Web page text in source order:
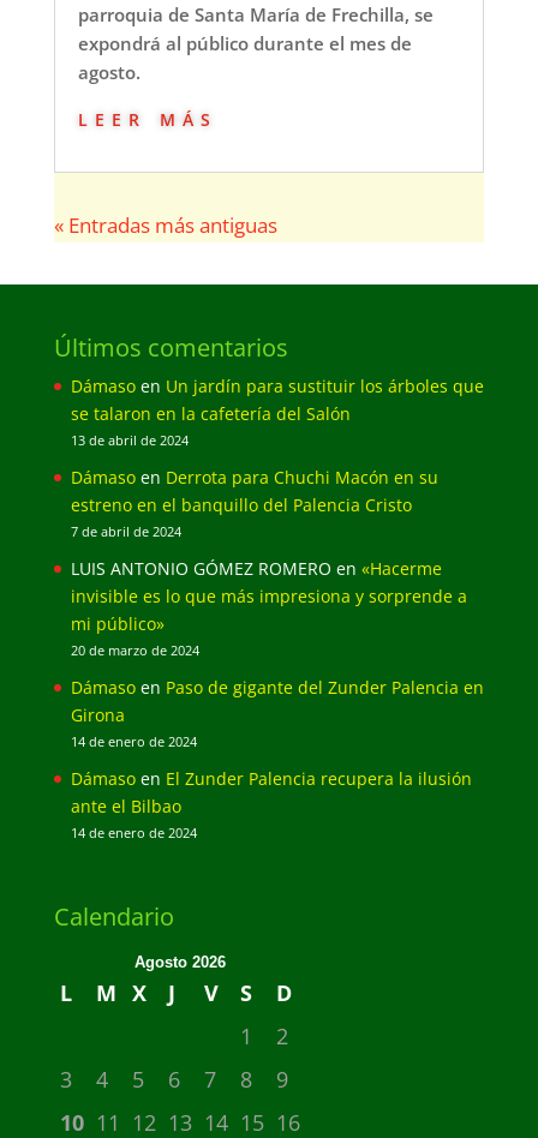
parroquia de Santa María de Frechilla, se
expondrá al público durante el mes de
agosto.
leer más
« Entradas más antiguas
Últimos comentarios
Dámasoen Un jardín para sustituir los árboles que
se talaron en la cafetería del Salón
13 de abril de 2024
Dámasoen Derrota para Chuchi Macón en su
estreno en el banquillo del Palencia Cristo
7 de abril de 2024
LUIS ANTONIO GÓMEZ ROMERO en «Hacerme
invisible es lo que más impresiona y sorprende a
mi público»
20 de marzo de 2024
Dámasoen Paso de gigante del Zunder Palencia en
Girona
14 de enero de 2024
Dámasoen El Zunder Palencia recupera la ilusión
ante el Bilbao
14 de enero de 2024
Calendario
Agosto 2026
L M X J V S
D
1
2
3
4 5 6 7 8
9
10 11 12 13 14 15 16